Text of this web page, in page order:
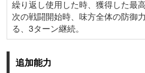
繰り返し使用した時、獲得した最
次の戦闘開始時、味方全体の防御
る、3ターン継続。
追加能力